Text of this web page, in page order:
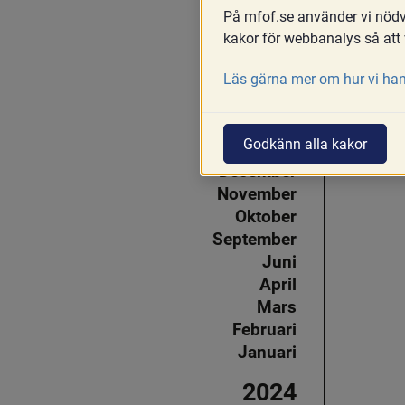
Juni
Maj
Mars
2025
December
November
Oktober
September
Juni
April
Mars
Februari
Januari
2024
På mfof.se använder vi
kakor för webbanalys så
Läs gärna mer om hur vi
Godkänn alla kakor